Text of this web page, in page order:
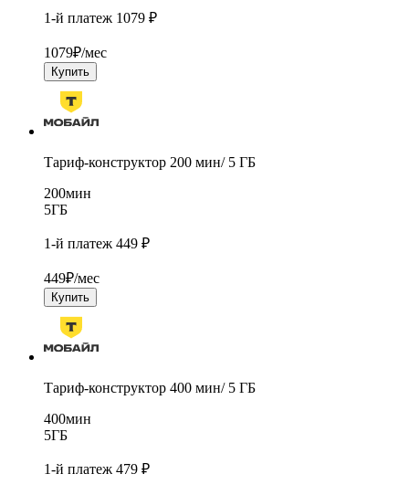
1-й платеж 1079 ₽
1079₽/мес
Купить
Тариф-конструктор 200 мин/ 5 ГБ
200мин
5ГБ
1-й платеж 449 ₽
449₽/мес
Купить
Тариф-конструктор 400 мин/ 5 ГБ
400мин
5ГБ
1-й платеж 479 ₽